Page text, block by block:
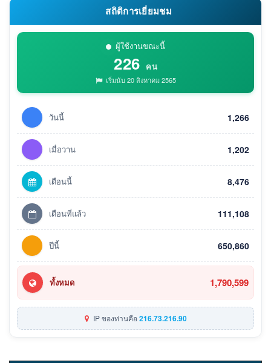
สถิติการเยี่ยมชม
ผู้ใช้งานขณะนี้
226 คน
เริ่มนับ 20 สิงหาคม 2565
วันนี้ 1,266
เมื่อวาน 1,202
เดือนนี้ 8,476
เดือนที่แล้ว 111,108
ปีนี้ 650,860
ทั้งหมด 1,790,599
IP ของท่านคือ216.73.216.90